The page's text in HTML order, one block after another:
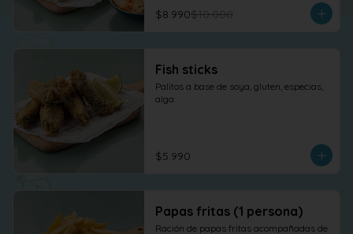
$8.990$10.000
Fish sticks
Palitos a base de soya, gluten, especias,
alga.
$5.990
Papas fritas (1 persona)
Ración de papas fritas acompañadas de